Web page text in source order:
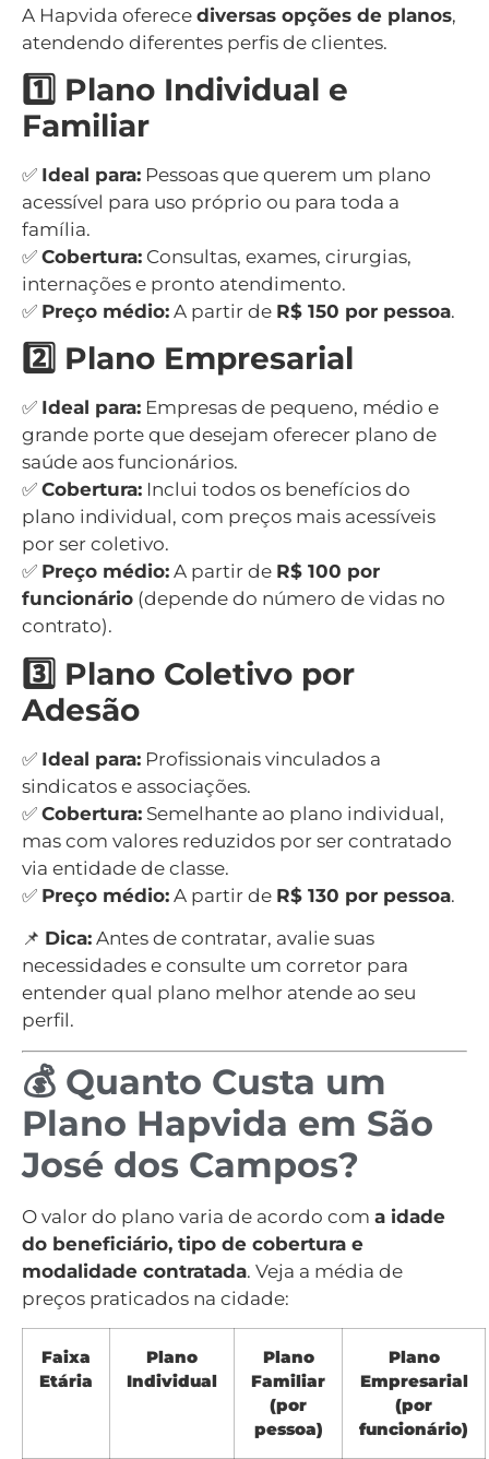
A Hapvida oferece diversas opções de planos,
atendendo diferentes perfis de clientes.
1️⃣ Plano Individual e
Familiar
✅ Ideal para: Pessoas que querem um plano
acessível para uso próprio ou para toda a
família.
✅ Cobertura: Consultas, exames, cirurgias,
internações e pronto atendimento.
✅ Preço médio: A partir de R$ 150 por pessoa.
2️⃣ Plano Empresarial
✅ Ideal para: Empresas de pequeno, médio e
grande porte que desejam oferecer plano de
saúde aos funcionários.
✅ Cobertura: Inclui todos os benefícios do
plano individual, com preços mais acessíveis
por ser coletivo.
✅ Preço médio: A partir de R$ 100 por
funcionário (depende do número de vidas no
contrato).
3️⃣ Plano Coletivo por
Adesão
✅ Ideal para: Profissionais vinculados a
sindicatos e associações.
✅ Cobertura: Semelhante ao plano individual,
mas com valores reduzidos por ser contratado
via entidade de classe.
✅ Preço médio: A partir de R$ 130 por pessoa.
📌 Dica: Antes de contratar, avalie suas
necessidades e consulte um corretor para
entender qual plano melhor atende ao seu
perfil.
💰 Quanto Custa um
Plano Hapvida em São
José dos Campos?
O valor do plano varia de acordo com a idade
do beneficiário, tipo de cobertura e
modalidade contratada. Veja a média de
preços praticados na cidade:
Faixa
Etária
Plano
Individual
Plano
Familiar
(por
pessoa)
Plano
Empresarial
(por
funcionário)